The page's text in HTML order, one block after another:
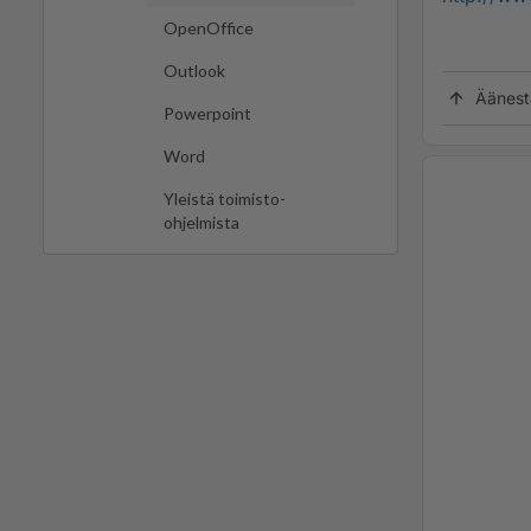
OpenOffice
Outlook
Powerpoint
Word
Yleistä toimisto-
ohjelmista